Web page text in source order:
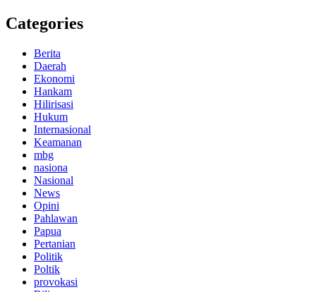
Categories
Berita
Daerah
Ekonomi
Hankam
Hilirisasi
Hukum
Internasional
Keamanan
mbg
nasiona
Nasional
News
Opini
Pahlawan
Papua
Pertanian
Politik
Poltik
provokasi